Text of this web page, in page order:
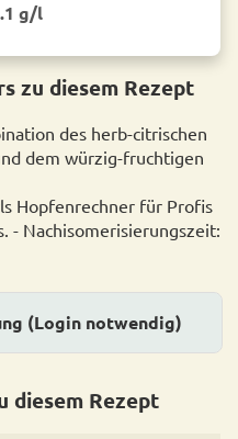
g/l
zu diesem Rezept
des herb-citrischen
dem würzig-fruchtigen
Hopfenrechner für Profis
- Nachisomerisierungszeit:
(Login notwendig)
diesem Rezept